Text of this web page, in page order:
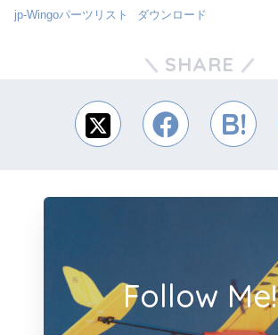
jp-Wingoパーツリスト ダウンロード
SHARE
Follow Me!